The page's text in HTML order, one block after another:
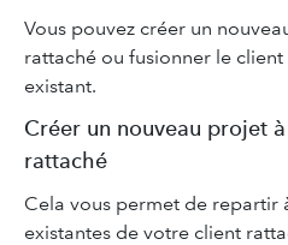
Vous pouvez créer un
rattaché ou fusionner le
existant.
Créer un nouveau projet
rattaché
Cela vous permet de repartir
existantes de votre client